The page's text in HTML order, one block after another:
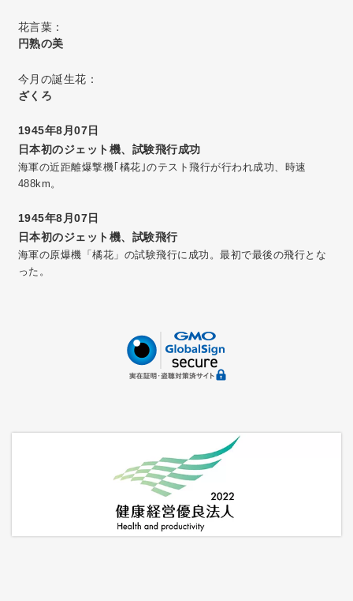
花言葉：
円熟の美
今月の誕生花：
ざくろ
1945年8月07日
日本初のジェット機、試験飛行成功
海軍の近距離爆撃機｢橘花｣のテスト飛行が行われ成功、時速
488km。
1945年8月07日
日本初のジェット機、試験飛行
海軍の原爆機「橘花」の試験飛行に成功。最初で最後の飛行とな
った。